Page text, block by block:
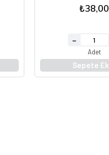
Adet
₺38,00
Sepete